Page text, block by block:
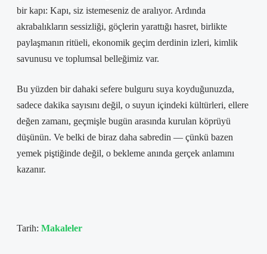
bir kapı: Kapı, siz istemeseniz de aralıyor. Ardında
akrabalıkların sessizliği, göçlerin yarattığı hasret, birlikte
paylaşmanın ritüeli, ekonomik geçim derdinin izleri, kimlik
savunusu ve toplumsal belleğimiz var.
Bu yüzden bir dahaki sefere bulguru suya koyduğunuzda,
sadece dakika sayısını değil, o suyun içindeki kültürleri, ellere
değen zamanı, geçmişle bugün arasında kurulan köprüyü
düşünün. Ve belki de biraz daha sabredin — çünkü bazen
yemek piştiğinde değil, o bekleme anında gerçek anlamını
kazanır.
Tarih: Makaleler